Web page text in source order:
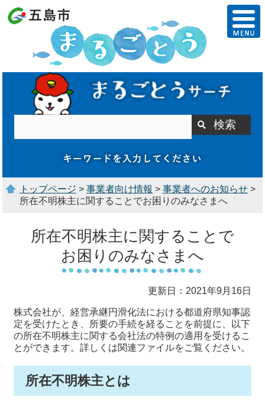
トップページ > 事業者向け情報 > 事業者へのお知らせ>
所在不明株主に関することでお困りのみなさまへ
所在不明株主に関することで
お困りのみなさまへ
更新日：2021年9月16日
株式会社が、経営承継円滑化法における都道府県知事認
定を受けたとき、所要の手続を経ることを前提に、以下
の所在不明株主に関する会社法の特例の適用を受けるこ
とができます。詳しくは関連ファイルをご覧ください。
所在不明株主とは